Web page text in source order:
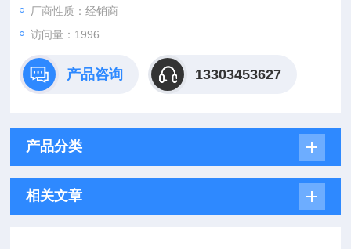
厂商性质：经销商
访问量：1996
产品咨询 13303453627
产品分类
相关文章